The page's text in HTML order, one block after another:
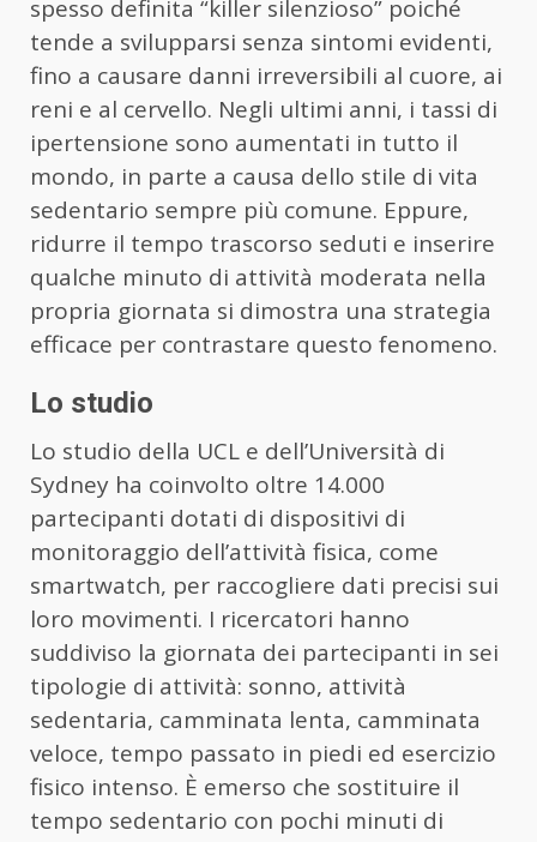
spesso definita “killer silenzioso” poiché
tende a svilupparsi senza sintomi evidenti,
fino a causare danni irreversibili al cuore, ai
reni e al cervello. Negli ultimi anni, i tassi di
ipertensione sono aumentati in tutto il
mondo, in parte a causa dello stile di vita
sedentario sempre più comune. Eppure,
ridurre il tempo trascorso seduti e inserire
qualche minuto di attività moderata nella
propria giornata si dimostra una strategia
efficace per contrastare questo fenomeno.
Lo studio
Lo studio della UCL e dell’Università di
Sydney ha coinvolto oltre 14.000
partecipanti dotati di dispositivi di
monitoraggio dell’attività fisica, come
smartwatch, per raccogliere dati precisi sui
loro movimenti. I ricercatori hanno
suddiviso la giornata dei partecipanti in sei
tipologie di attività: sonno, attività
sedentaria, camminata lenta, camminata
veloce, tempo passato in piedi ed esercizio
fisico intenso. È emerso che sostituire il
tempo sedentario con pochi minuti di